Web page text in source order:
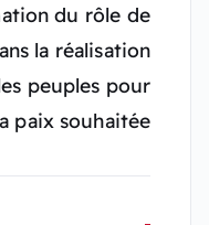
du rôle de
la réalisation
peuples pour
paix souhaitée.